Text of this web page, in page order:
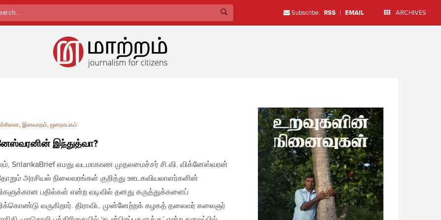
Subscribe: RSS | EMAIL ARCHIVES
, இனவாதம், ஜனநாயகம்
இந்துத்வா?
SrilankaBrief எமது வடமாகாண முதலமைச்சர் சி.வி. விக்னேஸ்வரன்
அரசியல் நிலைவரங்கள் குறித்து ஊடகவியலாளர்களின்
பதில்கள் என்ற வடிவில் தனது கருத்துக்களைப்
வருகிறார். திராவிட முன்னேற்றக் கழகத் தலைவர் கலைஞர்